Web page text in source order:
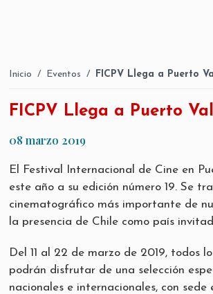
Inicio / Eventos / FICPV Llega a Puerto
FICPV Llega a Puerto
08 marzo 2019
El Festival Internacional de Cine en
este año a su edición número 19. Se
cinematográfico más importante de
la presencia de Chile como país
Del 11 al 22 de marzo de 2019, todos
podrán disfrutar de una selección
nacionales e internacionales, con